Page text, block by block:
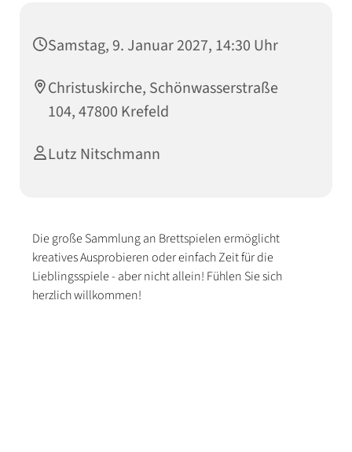
Samstag, 9. Januar 2027, 14:30 Uhr
Christuskirche, Schönwasserstraße
104, 47800 Krefeld
Lutz Nitschmann
Die große Sammlung an Brettspielen ermöglicht
kreatives Ausprobieren oder einfach Zeit für die
Lieblingsspiele - aber nicht allein! Fühlen Sie sich
herzlich willkommen!